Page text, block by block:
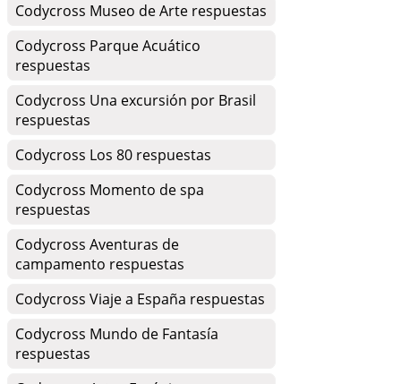
Codycross Museo de Arte respuestas
Codycross Parque Acuático
respuestas
Codycross Una excursión por Brasil
respuestas
Codycross Los 80 respuestas
Codycross Momento de spa
respuestas
Codycross Aventuras de
campamento respuestas
Codycross Viaje a España respuestas
Codycross Mundo de Fantasía
respuestas